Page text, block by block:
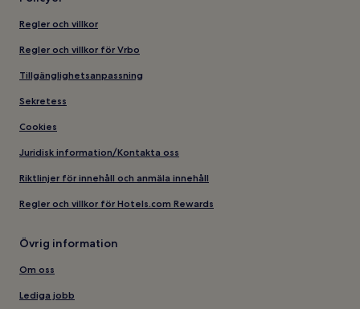
Regler och villkor
Regler och villkor för Vrbo
Tillgänglighetsanpassning
Sekretess
Cookies
Juridisk information/Kontakta oss
Riktlinjer för innehåll och anmäla innehåll
Regler och villkor för Hotels.com Rewards
Övrig information
Om oss
Lediga jobb